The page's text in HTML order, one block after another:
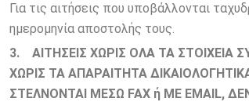
Για τις αιτήσεις που υποβάλλονται
ημερομηνία αποστολής τους.
3. ΑΙΤΗΣΕΙΣ ΧΩΡΙΣ ΟΛΑ ΤΑ ΣΤΟΙΧΕΙΑ
ΧΩΡΙΣ ΤΑ ΑΠΑΡΑΙΤΗΤΑ
ΣΤΕΛΝΟΝΤΑΙ ΜΕΣΩ FAX ή ΜΕ EMAIL,